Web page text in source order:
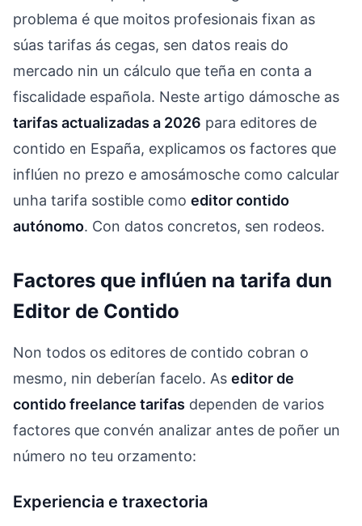
problema é que moitos profesionais fixan as
súas tarifas ás cegas, sen datos reais do
mercado nin un cálculo que teña en conta a
fiscalidade española. Neste artigo dámosche as
tarifas actualizadas a 2026 para editores de
contido en España, explicamos os factores que
inflúen no prezo e amosámosche como calcular
unha tarifa sostible como editor contido
autónomo. Con datos concretos, sen rodeos.
Factores que inflúen na tarifa dun
Editor de Contido
Non todos os editores de contido cobran o
mesmo, nin deberían facelo. As editor de
contido freelance tarifas dependen de varios
factores que convén analizar antes de poñer un
número no teu orzamento:
Experiencia e traxectoria